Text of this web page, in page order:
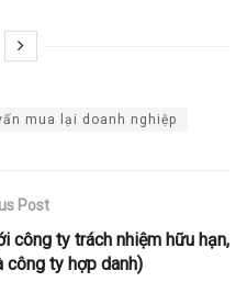
mua lại doanh nghiệp
Post
công ty trách nhiệm hữu hạn,
công ty hợp danh)